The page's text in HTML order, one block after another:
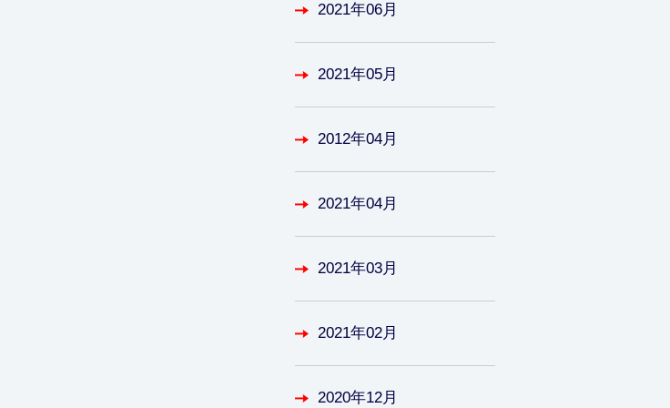
2021年06月
2021年05月
2012年04月
2021年04月
2021年03月
2021年02月
2020年12月